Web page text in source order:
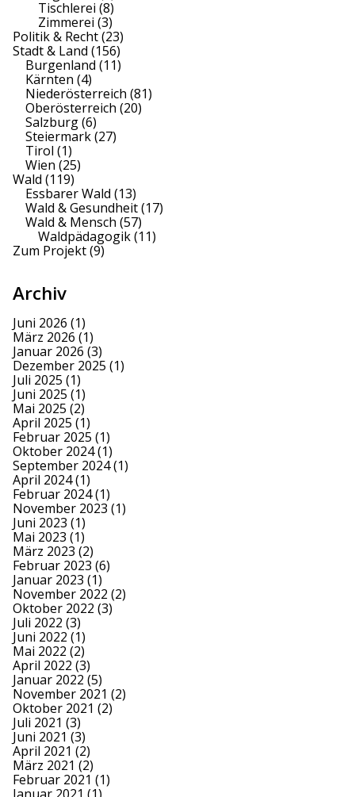
Tischlerei (8)
Zimmerei (3)
Politik & Recht(23)
Stadt & Land (156)
Burgenland (11)
Kärnten (4)
Niederösterreich (81)
Oberösterreich (20)
Salzburg(6)
Steiermark(27)
Tirol (1)
Wien (25)
Wald (119)
Essbarer Wald (13)
Wald & Gesundheit(17)
Wald & Mensch (57)
Waldpädagogik(11)
Zum Projekt(9)
Archiv
Juni 2026 (1)
März 2026 (1)
Januar 2026 (3)
Dezember 2025 (1)
Juli 2025 (1)
Juni 2025 (1)
Mai 2025 (2)
April 2025 (1)
Februar 2025 (1)
Oktober 2024(1)
September 2024(1)
April 2024(1)
Februar 2024(1)
November 2023 (1)
Juni 2023 (1)
Mai 2023 (1)
März 2023 (2)
Februar 2023 (6)
Januar 2023 (1)
November 2022 (2)
Oktober 2022 (3)
Juli 2022 (3)
Juni 2022 (1)
Mai 2022 (2)
April 2022 (3)
Januar 2022 (5)
November 2021 (2)
Oktober 2021 (2)
Juli 2021 (3)
Juni 2021 (3)
April 2021 (2)
März 2021 (2)
Februar 2021 (1)